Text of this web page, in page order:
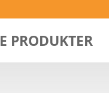
PRODUKTER